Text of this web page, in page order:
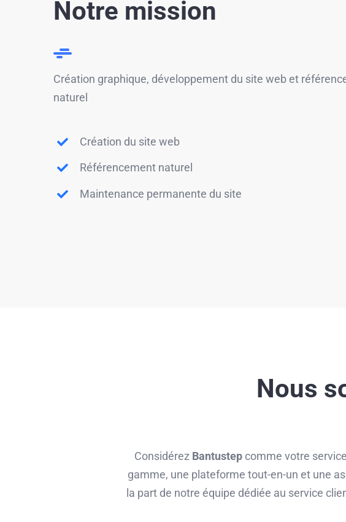
Notre mission
Création graphique, développement du site web et
naturel
Création du site web
Référencement naturel
Maintenance permanente du site
Nous
Considérez Bantustepcomme votre
gamme, une plateforme tout-en-un et une
la part de notre équipe dédiée au service